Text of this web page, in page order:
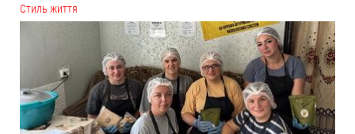
Cтиль життя